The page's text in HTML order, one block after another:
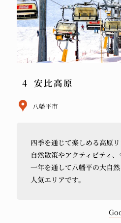
安比高原
八幡平市
四季を通じて楽しめる高原リ
自然散策やアクティビティ、
一年を通して八幡平の大自
人気エリアです。